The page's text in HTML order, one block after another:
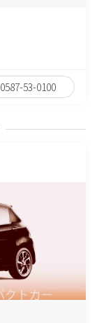
0587-53-0100